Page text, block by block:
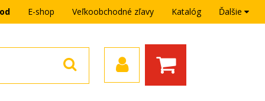
E-shop Veľkoobchodné zľavy Katalóg Ďalšie